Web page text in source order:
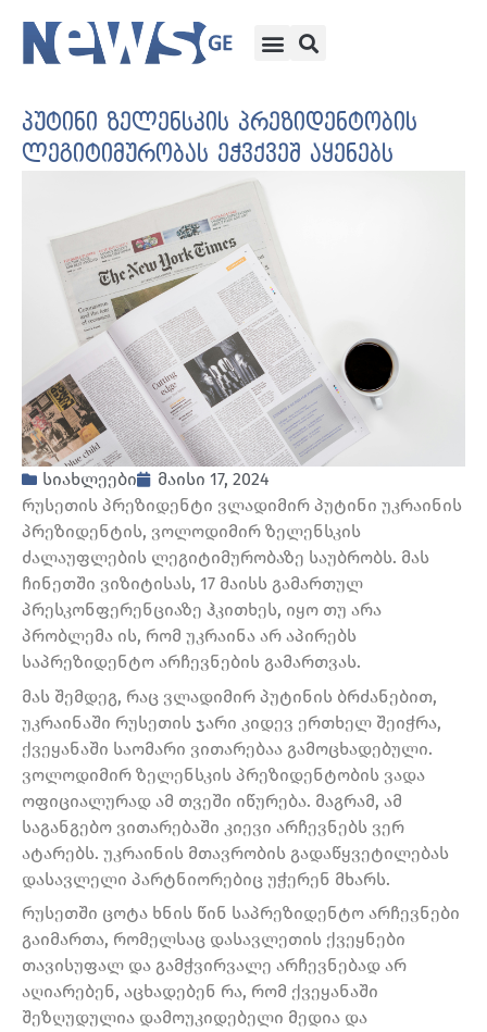
პუტინი ზელენსკის პრეზიდენტობის
ლეგიტიმურობას ეჭვქვეშ აყენებს
სიახლეები
მაისი 17, 2024
რუსეთის პრეზიდენტი ვლადიმირ პუტინი უკრაინის
პრეზიდენტის, ვოლოდიმირ ზელენსკის
ძალაუფლების ლეგიტიმურობაზე საუბრობს. მას
ჩინეთში ვიზიტისას, 17 მაისს გამართულ
პრესკონფერენციაზე ჰკითხეს, იყო თუ არა
პრობლემა ის, რომ უკრაინა არ აპირებს
საპრეზიდენტო არჩევნების გამართვას.
მას შემდეგ, რაც ვლადიმირ პუტინის ბრძანებით,
უკრაინაში რუსეთის ჯარი კიდევ ერთხელ შეიჭრა,
ქვეყანაში საომარი ვითარებაა გამოცხადებული.
ვოლოდიმირ ზელენსკის პრეზიდენტობის ვადა
ოფიციალურად ამ თვეში იწურება. მაგრამ, ამ
საგანგებო ვითარებაში კიევი არჩევნებს ვერ
ატარებს. უკრაინის მთავრობის გადაწყვეტილებას
დასავლელი პარტნიორებიც უჭერენ მხარს.
რუსეთში ცოტა ხნის წინ საპრეზიდენტო არჩევნები
გაიმართა, რომელსაც დასავლეთის ქვეყნები
თავისუფალ და გამჭვირვალე არჩევნებად არ
აღიარებენ, აცხადებენ რა, რომ ქვეყანაში
შეზღუდულია დამოუკიდებელი მედია და